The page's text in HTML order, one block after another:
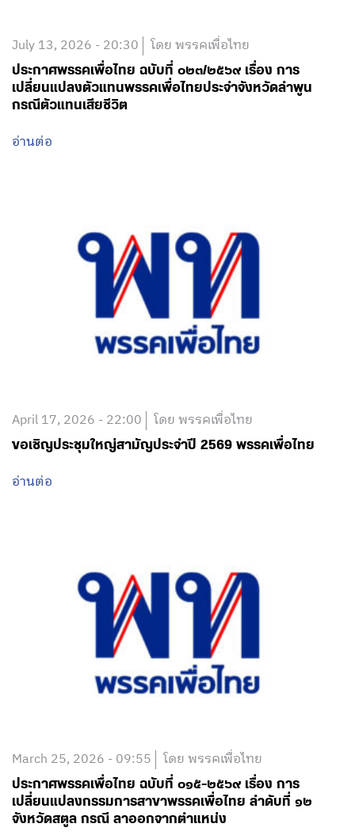
July 13, 2026 - 20:30 โดย พรรคเพื่อไทย
ประกาศพรรคเพื่อไทย ฉบับที่ ๐๒๓/๒๕๖๙ เรื่อง การ
เปลี่ยนแปลงตัวแทนพรรคเพื่อไทยประจำจังหวัดลำพูน
กรณีตัวแทนเสียชีวิต
อ่านต่อ
April 17, 2026 - 22:00 โดย พรรคเพื่อไทย
ขอเชิญประชุมใหญ่สามัญประจำปี 2569 พรรคเพื่อไทย
อ่านต่อ
March 25, 2026 - 09:55 โดย พรรคเพื่อไทย
ประกาศพรรคเพื่อไทย ฉบับที่ ๐๑๕-๒๕๖๙ เรื่อง การ
เปลี่ยนแปลงกรรมการสาขาพรรคเพื่อไทย ลำดับที่ ๑๒
จังหวัดสตูล กรณี ลาออกจากตำแหน่ง